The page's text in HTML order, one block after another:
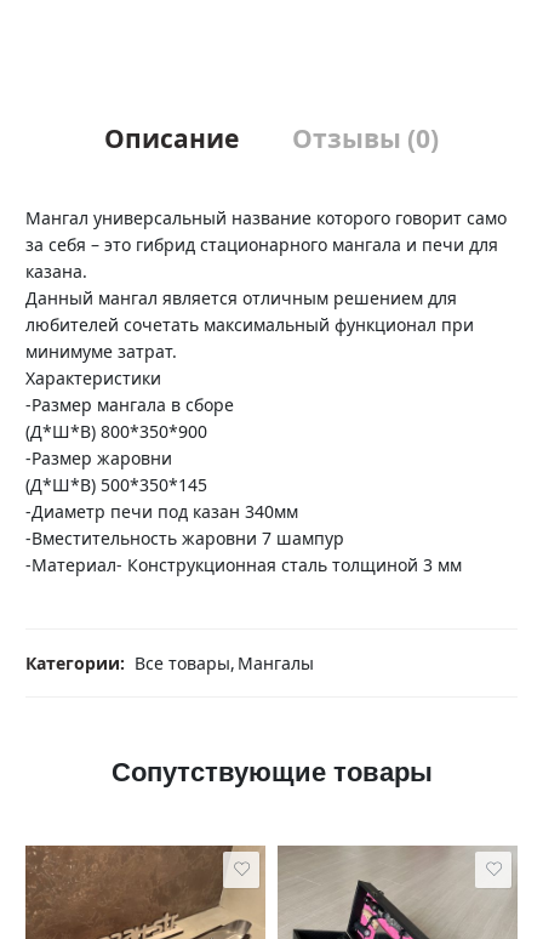
Описание Отзывы (0)
Мангал универсальный название которого говорит само
за себя – это гибрид стационарного мангала и печи для
казана.
Данный мангал является отличным решением для
любителей сочетать максимальный функционал при
минимуме затрат.
Характеристики
-Размер мангала в сборе
(Д*Ш*В) 800*350*900
-Размер жаровни
(Д*Ш*В) 500*350*145
-Диаметр печи под казан 340мм
-Вместительность жаровни 7 шампур
-Материал- Конструкционная сталь толщиной 3 мм
Категории: Все товары, Мангалы
Сопутствующие товары